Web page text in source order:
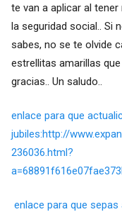
te van a aplicar al
la seguridad social.. Si
sabes, no se te olvide
estrellitas amarillas
gracias.. Un saludo..
enlace para que
jubiles:http://
236036.html?
enlace para que sepas